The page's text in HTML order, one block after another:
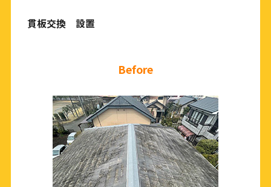
貫板交換 設置
Before